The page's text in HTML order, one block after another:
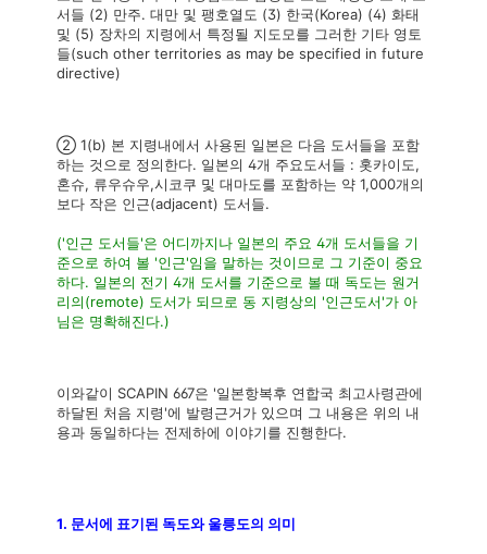
서들 (2) 만주. 대만 및 팽호열도 (3) 한국(Korea) (4) 화태
및 (5) 장차의 지령에서 특정될 지도모를 그러한 기타 영토
들(such other territories as may be specified in future
directive)
② 1(b) 본 지령내에서 사용된 일본은 다음 도서들을 포함
하는 것으로 정의한다. 일본의 4개 주요도서들 : 홋카이도,
혼슈, 류우슈우,시코쿠 및 대마도를 포함하는 약 1,000개의
보다 작은 인근(adjacent) 도서들.
('인근 도서들'은 어디까지나 일본의 주요 4개 도서들을 기
준으로 하여 볼 '인근'임을 말하는 것이므로 그 기준이 중요
하다. 일본의 전기 4개 도서를 기준으로 볼 때 독도는 원거
리의(remote) 도서가 되므로 동 지령상의 '인근도서'가 아
님은 명확해진다.)
이와같이 SCAPIN 667은 '일본항복후 연합국 최고사령관에
하달된 처음 지령'에 발령근거가 있으며 그 내용은 위의 내
용과 동일하다는 전제하에 이야기를 진행한다.
1. 문서에 표기된 독도와 울릉도의 의미